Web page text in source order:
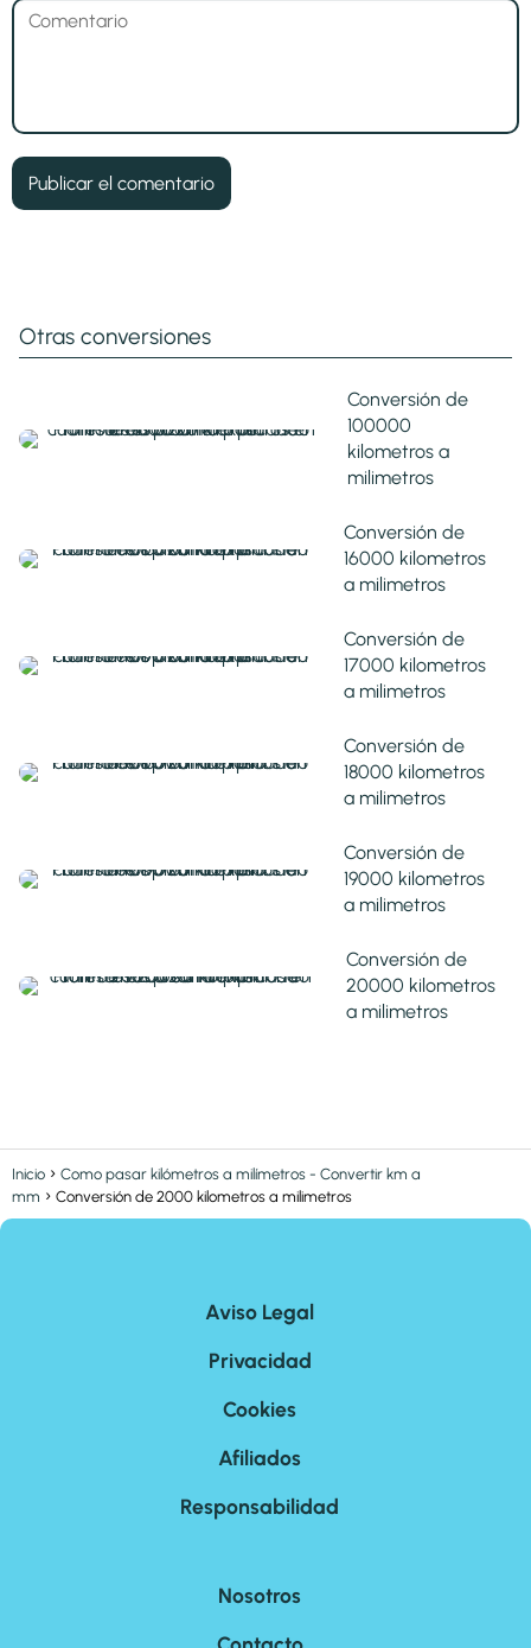
Otras conversiones
Conversión de
100000
kilometros a
milimetros
Conversión de
16000 kilometros
a milimetros
Conversión de
17000 kilometros
a milimetros
Conversión de
18000 kilometros
a milimetros
Conversión de
19000 kilometros
a milimetros
Conversión de
20000 kilometros
a milimetros
Inicio
Como pasar kilómetros a milímetros - Convertir km a
mm
Conversión de 2000 kilometros a milimetros
Aviso Legal
Privacidad
Cookies
Afiliados
Responsabilidad
Nosotros